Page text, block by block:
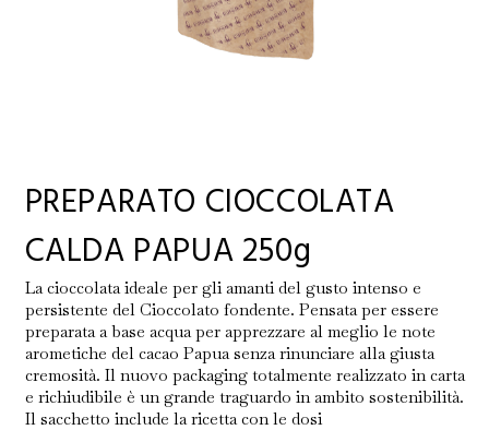
PREPARATO CIOCCOLATA
CALDA PAPUA 250g
La cioccolata ideale per gli amanti del gusto intenso e
persistente del Cioccolato fondente. Pensata per essere
preparata a base acqua per apprezzare al meglio le note
arometiche del cacao Papua senza rinunciare alla giusta
cremosità. Il nuovo packaging totalmente realizzato in carta
e richiudibile è un grande traguardo in ambito sostenibilità.
Il sacchetto include la ricetta con le dosi